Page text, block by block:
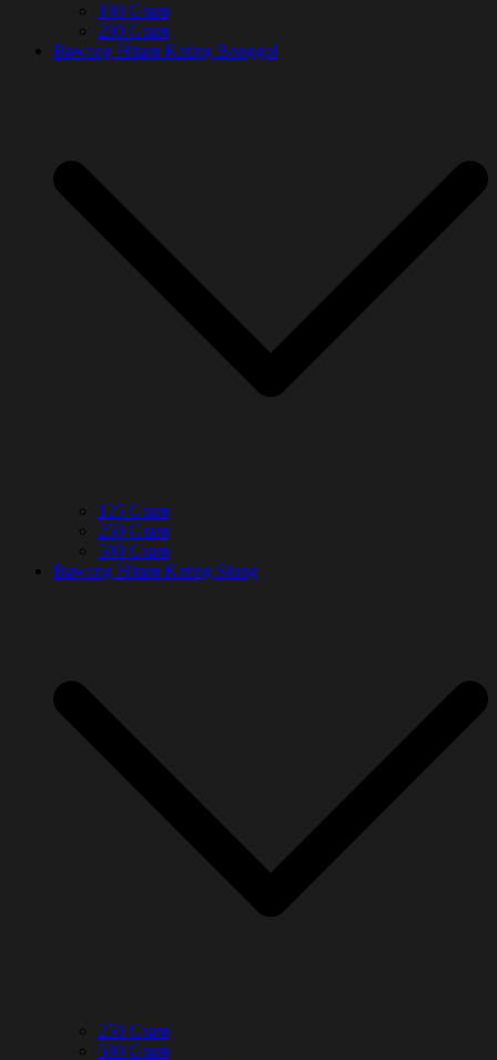
100 Gram
200 Gram
Bawang Hitam Kating Bonggol
125 Gram
250 Gram
500 Gram
Bawang Hitam Kating Siung
250 Gram
500 Gram